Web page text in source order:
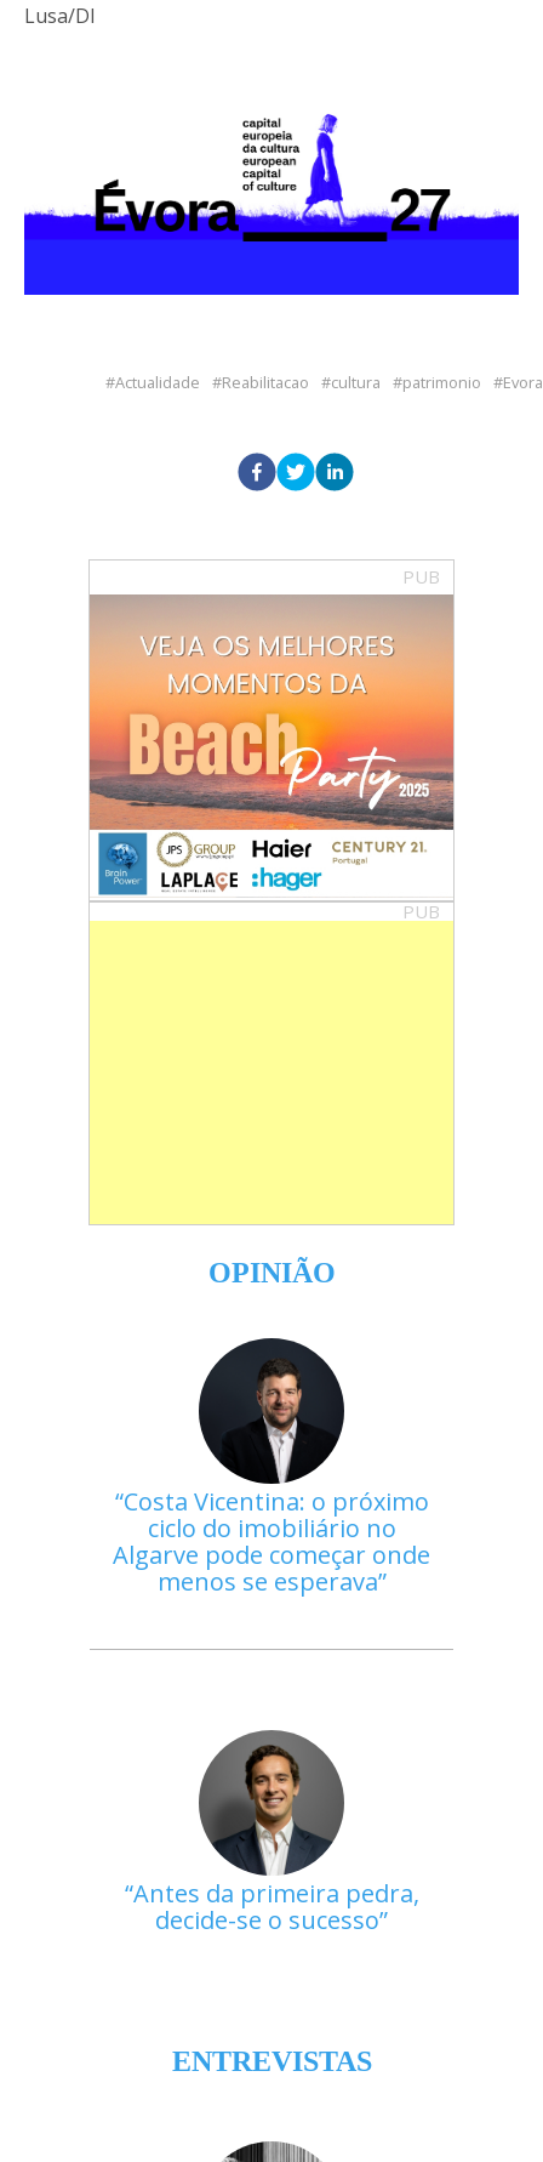
Lusa/DI
Actualidade Reabilitacao cultura patrimonio Evora
PUB
PUB
OPINIÃO
Costa Vicentina: o próximo
ciclo do imobiliário no
Algarve pode começar onde
menos se esperava
Antes da primeira pedra,
decide-se o sucesso
ENTREVISTAS